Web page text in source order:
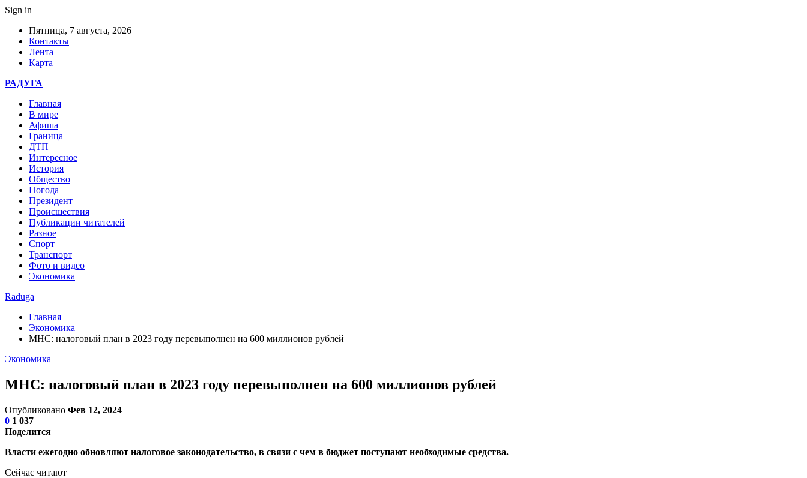
Sign in
Пятница, 7 августа, 2026
Контакты
Лента
Карта
РАДУГА
Главная
В мире
Афиша
Граница
ДТП
Интересное
История
Общество
Погода
Президент
Происшествия
Публикации читателей
Разное
Спорт
Транспорт
Фото и видео
Экономика
Raduga
Главная
Экономика
МНС: налоговый план в 2023 году перевыполнен на 600 миллионов рублей
Экономика
МНС: налоговый план в 2023 году перевыполнен на 600 миллионов рублей
Опубликовано Фев 12, 2024
0 1 037
Поделится
Власти ежегодно обновляют налоговое законодательство, в связи с чем в бюджет поступают необходимые средства.
Сейчас читают